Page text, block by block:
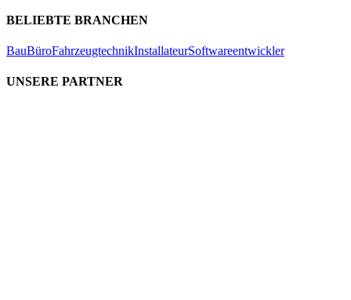
BELIEBTE BRANCHEN
BauBüroFahrzeugtechnikInstallateurSoftwareentwickler
UNSERE PARTNER